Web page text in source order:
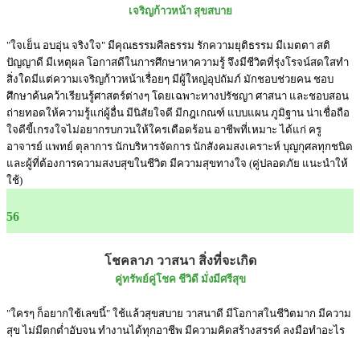
เจริญก้าวหน้า สุขสบาย
"ใจเย็น อบอุ่น จริงใจ" มีคุณธรรมศีลธรรม รักความยุติธรรม มีเมตตา สติ
ปัญญาดี มีเหตุผล โอกาสดีในการศึกษาหาความรู้ จึงมีชีวิตที่รุ่งโรจน์สดใสทำ
สิ่งใดมีแต่ความเจริญก้าวหน้าเรื่อยๆ มีผู้ใหญ่อุปถัมภ์ มักชอบช่วยคน ชอบ
ศึกษาค้นคว้าเรียนรู้ศาสตร์ต่างๆ โดยเฉพาะทางปรัชญา ศาสนา และชอบสอน
ถ่ายทอดให้ความรู้แก่ผู้อื่น มีนิสัยใจดี มีกฎเกณฑ์ แบบแผน ภูมิฐาน น่าเชื่อถือ
ใจดีขี้เกรงใจไม่อยากรบกวนให้ใครเดือดร้อน อาชีพที่เหมาะ ได้แก่ ครู
อาจารย์ แพทย์ ตุลาการ นักบริหารจัดการ นักสังคมสงเคราะห์ บุญกุศลทุกชนิด
และผู้ที่ต้องการความสงบสุขในชีวิต มีความสุขทางใจ (คู่ปลอดภัย แนะนำให้
ใช้)
56
โชคลาภ วาสนา สิ่งที่จะเกิด
คู่ทรัพย์คู่โชค ชีวิดี มั่งมีศรีสุข
"ใครๆ ก็อยากใช้เลขนี้" ใช้แล้วสุขสบาย วาสนาดี มีโอกาสในชีวิตมาก มีความ
สุข ไม่มีตกต่ำอับจน ทำงานได้ทุกอาชีพ มีความคิดสร้างสรรค์ ลงมือทำอะไร